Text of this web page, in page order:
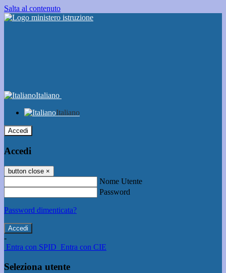
Salta al contenuto
Italiano
Italiano
Accedi
Accedi
button close ×
Nome Utente
Password
Password dimenticata?
-
Entra con SPID Entra con CIE
Seleziona utente